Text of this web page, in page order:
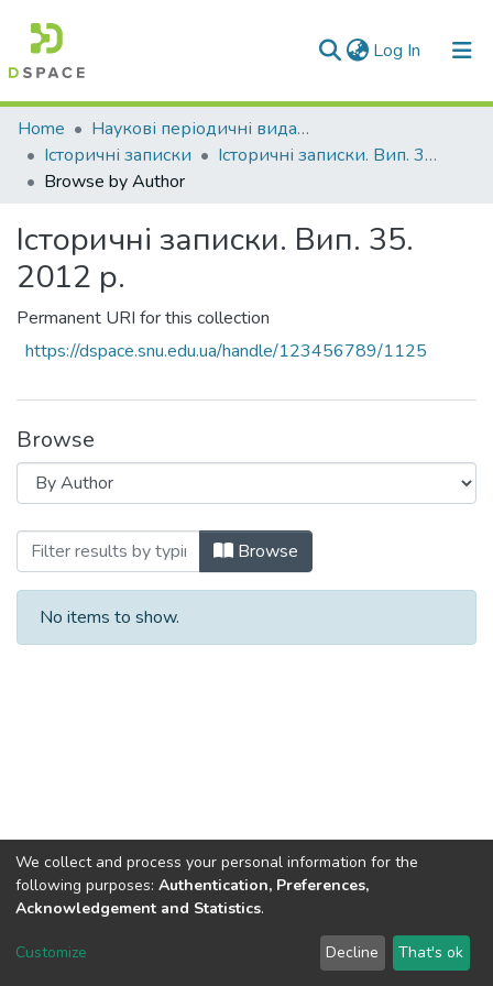
Log In (current)
Communities & Collections
All of DSpace
Home
Наукові періодичні видання СНУ ім. В. Даля
Історичні записки
Історичні записки. Вип. 35. 2012 р.
Browse by Author
Історичні записки. Вип. 35.
2012 р.
Permanent URI for this collection
https://dspace.snu.edu.ua/handle/123456789/1125
Browse
Browsing Історичні записки. Вип. 35.
Browse
No items to show.
Dspace & Volodymyr Dahl East Ukrainian National University
LYRASIS
Send Feedback
We collect and process your personal information for the
following purposes: Authentication, Preferences,
Acknowledgement and Statistics.
Customize Decline That's ok